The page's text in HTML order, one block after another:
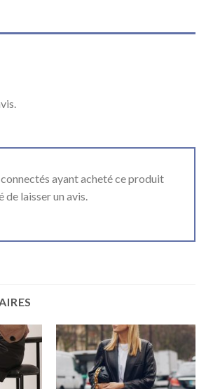
ayant acheté ce produit
laisser un avis.